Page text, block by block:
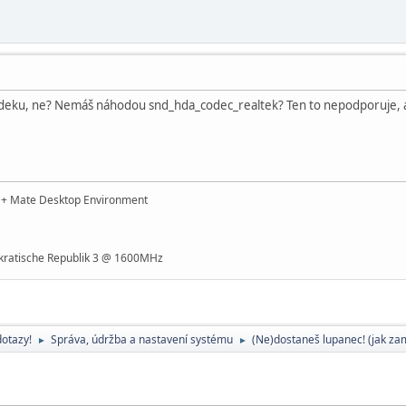
ne? Nemáš náhodou snd_hda_codec_realtek? Ten to nepodporuje,
Mate Desktop Environment
Republik 3 @ 1600MHz
► Správa, údržba a nastavení systému ► (Ne)dostaneš lupanec! (jak